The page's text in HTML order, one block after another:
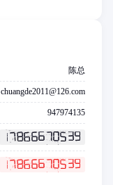
陈总
chuangde2011@126.com
947974135